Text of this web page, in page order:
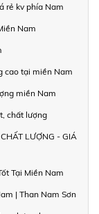
rẻ kv phía Nam
Nam
cao tại miền Nam
miền Nam
chất lượng
LƯỢNG - GIÁ
Tại Miền Nam
| Than Nam Sơn